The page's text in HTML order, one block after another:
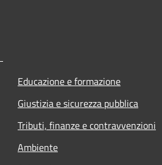
Educazione e formazione
Giustizia e sicurezza pubblica
Tributi, finanze e contravvenzioni
Ambiente